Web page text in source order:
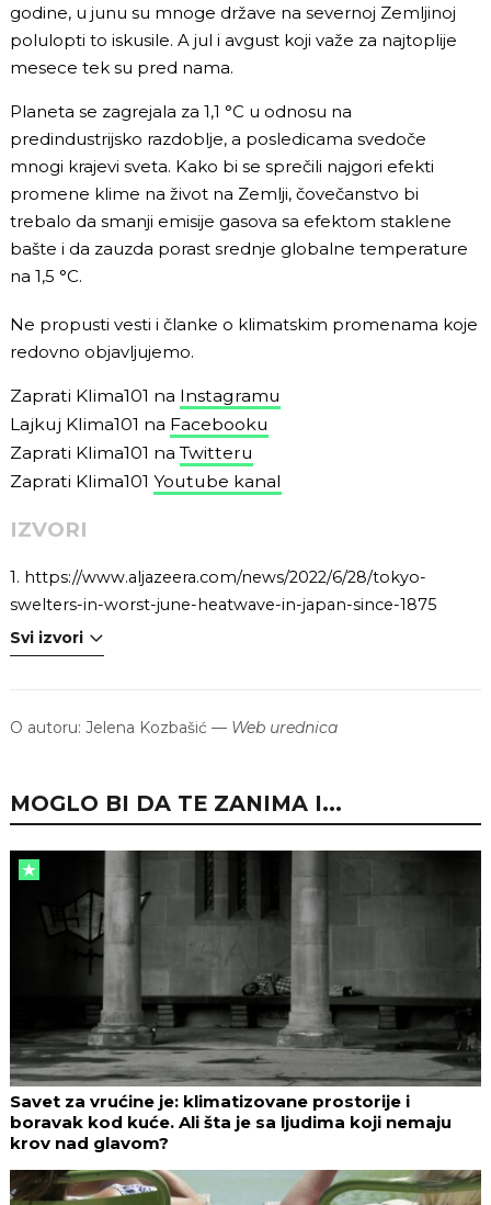
godine, u junu su mnoge države na severnoj Zemljinoj
polulopti to iskusile. A jul i avgust koji važe za najtoplije
mesece tek su pred nama.
Planeta se zagrejala za 1,1 °C u odnosu na
predindustrijsko razdoblje, a posledicama svedoče
mnogi krajevi sveta. Kako bi se sprečili najgori efekti
promene klime na život na Zemlji, čovečanstvo bi
trebalo da smanji emisije gasova sa efektom staklene
bašte i da zauzda porast srednje globalne temperature
na 1,5 °C.
Ne propusti vesti i članke o klimatskim promenama koje
redovno objavljujemo.
Zaprati Klima101 na Instagramu
Lajkuj Klima101 na Facebooku
Zaprati Klima101 na Twitteru
Zaprati Klima101 Youtube kanal
IZVORI
1. https://www.aljazeera.com/news/2022/6/28/tokyo-
swelters-in-worst-june-heatwave-in-japan-since-1875
Svi izvori
O autoru: Jelena Kozbašić — Web urednica
MOGLO BI DA TE ZANIMA I...
Savet za vrućine je: klimatizovane prostorije i
boravak kod kuće. Ali šta je sa ljudima koji nemaju
krov nad glavom?